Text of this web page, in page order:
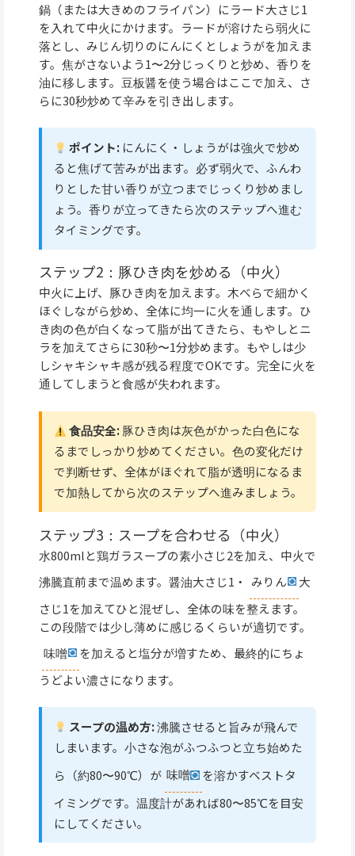
鍋（または大きめのフライパン）にラード大さじ1
を入れて中火にかけます。ラードが溶けたら弱火に
落とし、みじん切りのにんにくとしょうがを加えま
す。焦がさないよう1〜2分じっくりと炒め、香りを
油に移します。豆板醤を使う場合はここで加え、さ
らに30秒炒めて辛みを引き出します。
ポイント: にんにく・しょうがは強火で炒め
ると焦げて苦みが出ます。必ず弱火で、ふんわ
りとした甘い香りが立つまでじっくり炒めまし
ょう。香りが立ってきたら次のステップへ進む
タイミングです。
ステップ2：豚ひき肉を炒める（中火）
中火に上げ、豚ひき肉を加えます。木べらで細かく
ほぐしながら炒め、全体に均一に火を通します。ひ
き肉の色が白くなって脂が出てきたら、もやしとニ
ラを加えてさらに30秒〜1分炒めます。もやしは少
しシャキシャキ感が残る程度でOKです。完全に火を
通してしまうと食感が失われます。
食品安全:豚ひき肉は灰色がかった白色にな
るまでしっかり炒めてください。色の変化だけ
で判断せず、全体がほぐれて脂が透明になるま
で加熱してから次のステップへ進みましょう。
ステップ3：スープを合わせる（中火）
水800mlと鶏ガラスープの素小さじ2を加え、中火で
沸騰直前まで温めます。醤油大さじ1・
みりん
大
さじ1を加えてひと混ぜし、全体の味を整えます。
この段階では少し薄めに感じるくらいが適切です。
味噌
を加えると塩分が増すため、最終的にちょ
うどよい濃さになります。
スープの温め方:沸騰させると旨みが飛んで
しまいます。小さな泡がふつふつと立ち始めた
ら（約80〜90℃）が 味噌
を溶かすベストタ
イミングです。温度計があれば80〜85℃を目安
にしてください。